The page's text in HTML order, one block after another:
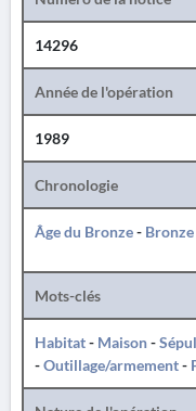
14296
Année de l'opération
1989
Chronologie
Âge du Bronze-
Mots-clés
Habitat- Maison-
-Outillage/armement-